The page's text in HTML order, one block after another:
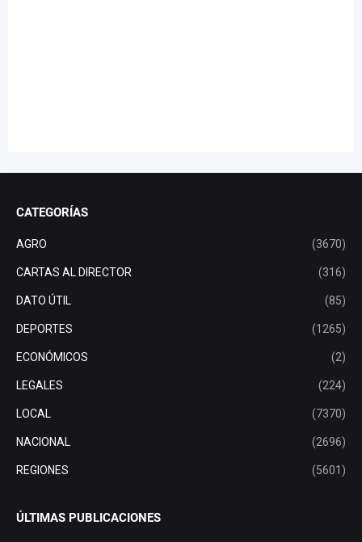
CATEGORÍAS
AGRO (3670)
CARTAS AL DIRECTOR (316)
DATO ÚTIL (85)
DEPORTES (1265)
ECONÓMICOS (2)
LEGALES (224)
LOCAL (7370)
NACIONAL (2696)
REGIONES (5601)
ÚLTIMAS PUBLICACIONES